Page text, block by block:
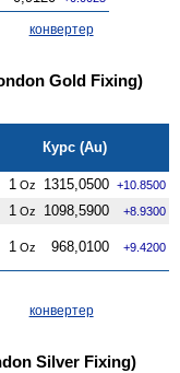
конвертер
Gold Fixing)
Курс (Au)
1 Oz 1315,0500 +10.8500
1 Oz 1098,5900 +8.9300
1 Oz 968,0100 +9.4200
конвертер
Silver Fixing)